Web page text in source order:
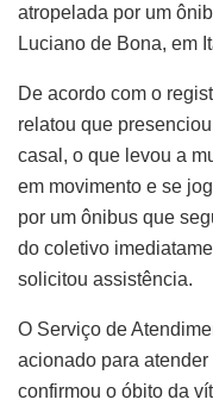
atropelada por um
Luciano de Bona, em
De acordo com o
relatou que
casal, o que levou a
em movimento e se
por um ônibus que
do coletivo
solicitou assistência.
O Serviço de
acionado para
confirmou o óbito da